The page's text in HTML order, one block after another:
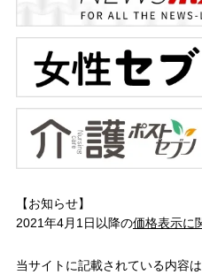
【お知らせ】
2021年4月1日以降の価格表示に
当サイトに記載されている内容